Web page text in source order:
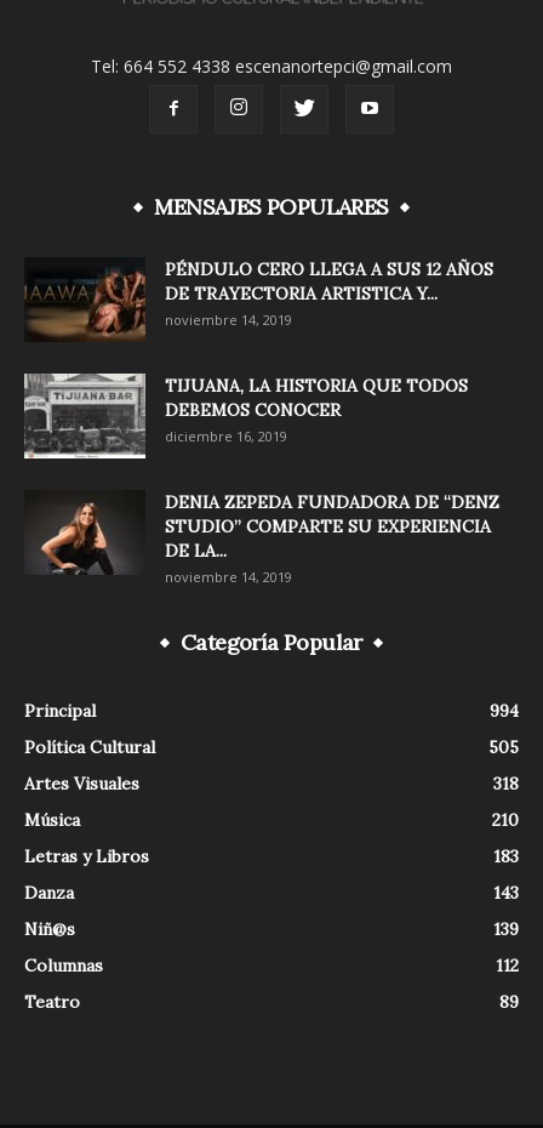
Tel: 664 552 4338 escenanortepci@gmail.com
MENSAJES POPULARES
PÉNDULO CERO LLEGA A SUS 12 AÑOS
DE TRAYECTORIA ARTISTICA Y...
noviembre 14, 2019
TIJUANA, LA HISTORIA QUE TODOS
DEBEMOS CONOCER
diciembre 16, 2019
DENIA ZEPEDA FUNDADORA DE “DENZ
STUDIO” COMPARTE SU EXPERIENCIA
DE LA...
noviembre 14, 2019
Categoría Popular
Principal
994
Política Cultural
505
Artes Visuales
318
Música
210
Letras y Libros
183
Danza
143
Niñ@s
139
Columnas
112
Teatro
89